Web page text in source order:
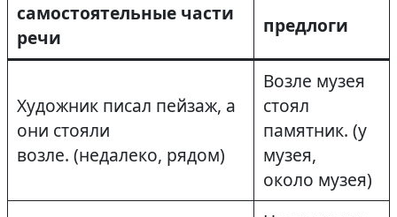
самостоятельные части
речи
предлоги
Художник писал пейзаж, а
они стояли
возле. (недалеко, рядом)
Возле музея
стоял
памятник. (у
музея,
около музея)